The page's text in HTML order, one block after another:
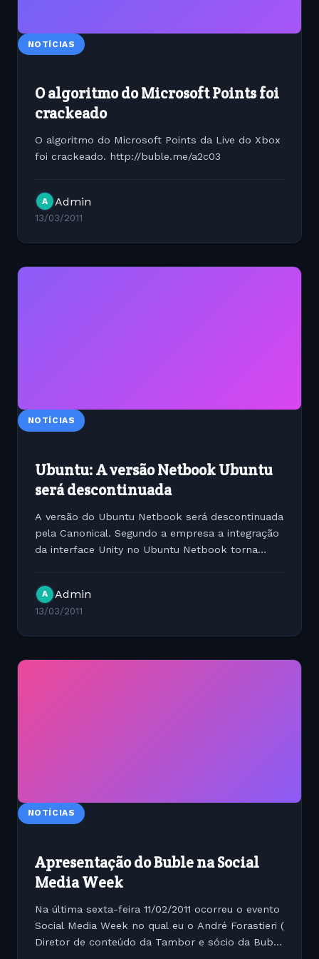
NOTÍCIAS
O algoritmo do Microsoft Points foi
crackeado
O algoritmo do Microsoft Points da Live do Xbox
foi crackeado. http://buble.me/a2c03
A Admin
13/03/2011
NOTÍCIAS
Ubuntu: A versão Netbook Ubuntu
será descontinuada
A versão do Ubuntu Netbook será descontinuada
pela Canonical. Segundo a empresa a integração
da interface Unity no Ubuntu Netbook torna
de...
A Admin
13/03/2011
NOTÍCIAS
Apresentação do Buble na Social
Media Week
Na última sexta-feira 11/02/2011 ocorreu o evento
Social Media Week no qual eu o André Forastieri (
Diretor de conteúdo da Tambor e sócio da Bubot